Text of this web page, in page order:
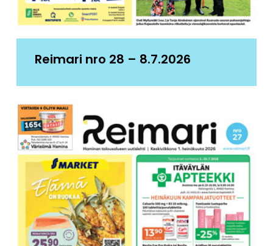
Reimari nro 28 – 8.7.2026